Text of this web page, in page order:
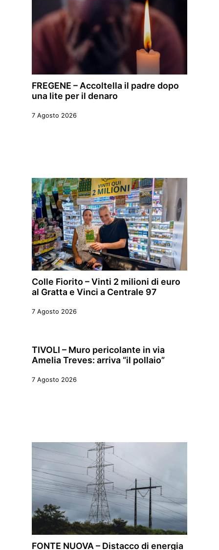
FREGENE – Accoltella il padre dopo
una lite per il denaro
7 Agosto 2026
Colle Fiorito – Vinti 2 milioni di euro
al Gratta e Vinci a Centrale 97
7 Agosto 2026
TIVOLI – Muro pericolante in via
Amelia Treves: arriva “il pollaio”
7 Agosto 2026
FONTE NUOVA – Distacco di energia